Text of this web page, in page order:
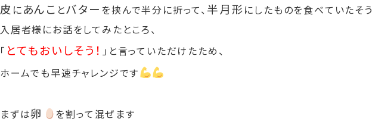
皮 にあんこ とバター を挟んで半分に折って、 半月形にしたものを食べていたそ
入居者様にお話をしてみたところ、
「 とてもおいしそう！ 」と言っていただけたため、
ホームでも早速チャレンジです
まずは卵
を割って混ぜます